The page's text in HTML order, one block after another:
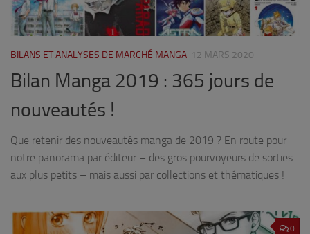
BILANS ET ANALYSES DE MARCHÉ MANGA 12 MARS 2020
Bilan Manga 2019 : 365 jours de
nouveautés !
Que retenir des nouveautés manga de 2019 ? En route pour
notre panorama par éditeur – des gros pourvoyeurs de sorties
aux plus petits – mais aussi par collections et thématiques !
0